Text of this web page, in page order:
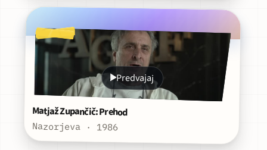
Predvajaj
Matjaž Zupančič: Prehod
Nazorjeva · 1986